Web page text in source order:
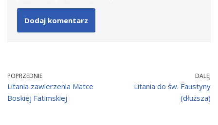
POPRZEDNIE
Litania zawierzenia Matce
Boskiej Fatimskiej
DALEJ
Litania do św. Faustyny
(dłuższa)